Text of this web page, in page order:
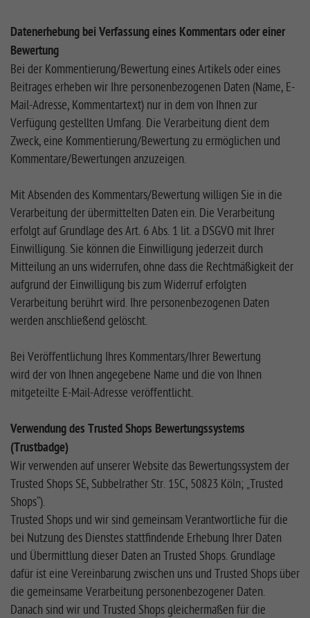
Datenerhebung bei Verfassung eines Kommentars oder einer
Bewertung
Bei der Kommentierung/Bewertung eines Artikels oder eines
Beitrages erheben wir Ihre personenbezogenen Daten (Name, E-
Mail-Adresse, Kommentartext) nur in dem von Ihnen zur
Verfügung gestellten Umfang. Die Verarbeitung dient dem
Zweck, eine Kommentierung/Bewertung zu ermöglichen und
Kommentare/Bewertungen anzuzeigen.
Mit Absenden des Kommentars/Bewertung willigen Sie in die
Verarbeitung der übermittelten Daten ein. Die Verarbeitung
erfolgt auf Grundlage des Art. 6 Abs. 1 lit. a DSGVO mit Ihrer
Einwilligung. Sie können die Einwilligung jederzeit durch
Mitteilung an uns widerrufen, ohne dass die Rechtmäßigkeit der
aufgrund der Einwilligung bis zum Widerruf erfolgten
Verarbeitung berührt wird. Ihre personenbezogenen Daten
werden anschließend gelöscht.
Bei Veröffentlichung Ihres Kommentars/Ihrer Bewertung
wird der von Ihnen angegebene Name und die von Ihnen
mitgeteilte E-Mail-Adresse veröffentlicht.
Verwendung des Trusted Shops Bewertungssystems
(Trustbadge)
Wir verwenden auf unserer Website das Bewertungssystem der
Trusted Shops SE, Subbelrather Str. 15C, 50823 Köln; „Trusted
Shops“).
Trusted Shops und wir sind gemeinsam Verantwortliche für die
bei Nutzung des Dienstes stattfindende Erhebung Ihrer Daten
und Übermittlung dieser Daten an Trusted Shops. Grundlage
dafür ist eine Vereinbarung zwischen uns und Trusted Shops über
die gemeinsame Verarbeitung personenbezogener Daten.
Danach sind wir und Trusted Shops gleichermaßen für die